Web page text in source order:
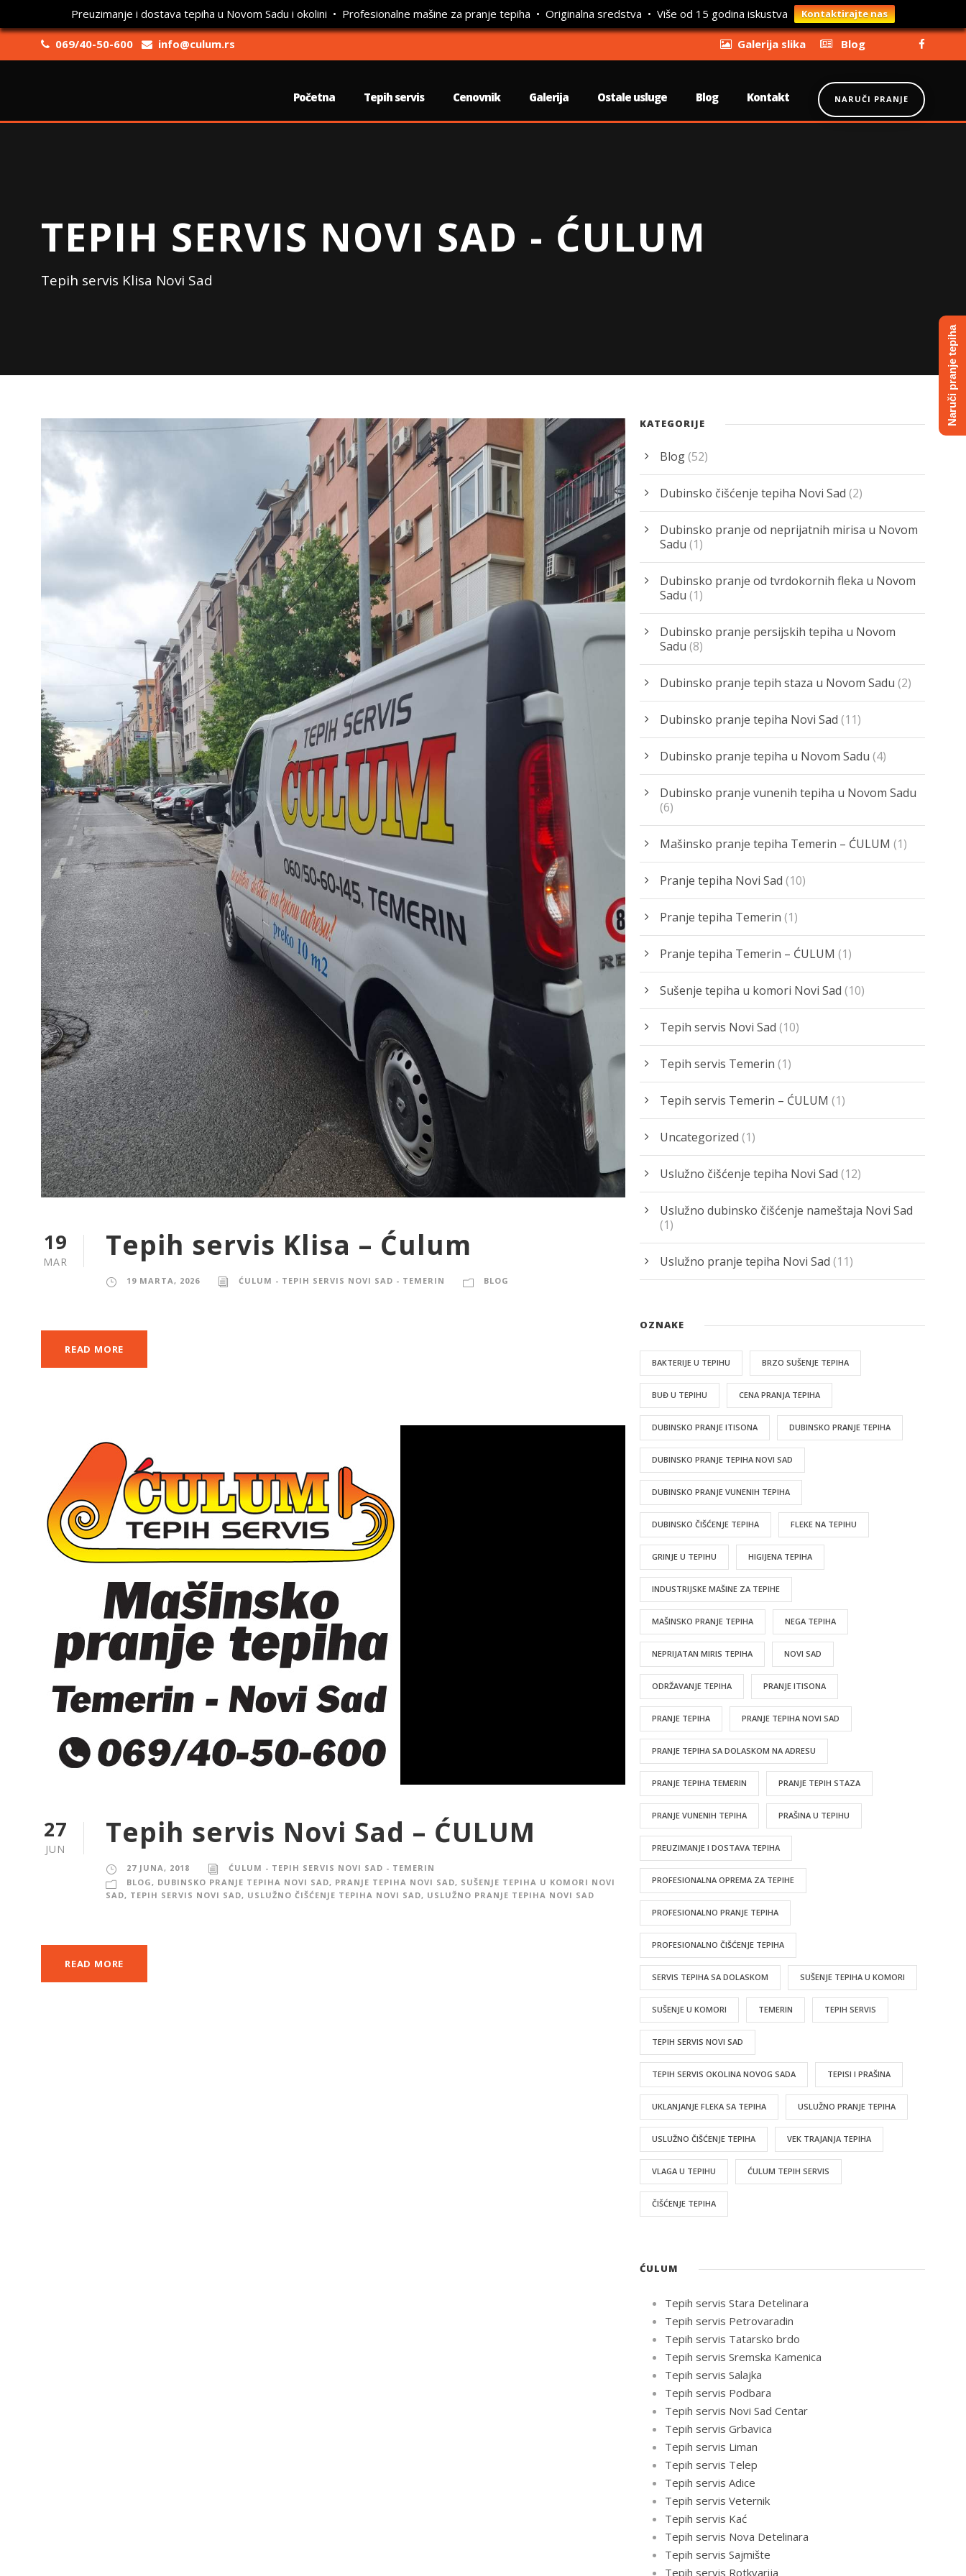
Preuzimanje i dostava tepiha u Novom Sadu i okolini • Profesionalne mašine za pranje tepiha • Originalna sredstva • Više od 15 godina iskustva Kontaktirajte nas
069/40-50-600 info@culum.rs Galerija slika Blog
Početna Tepih servis Cenovnik Galerija Ostale usluge Blog Kontakt NARUČI PRANJE
TEPIH SERVIS NOVI SAD - ĆULUM
Tepih servis Klisa Novi Sad
19
MAR Tepih servis Klisa – Ćulum
19 MARTA, 2026 ĆULUM - TEPIH SERVIS NOVI SAD - TEMERIN BLOG
READ MORE
27
JUN Tepih servis Novi Sad – ĆULUM
27 JUNA, 2018
ĆULUM - TEPIH SERVIS NOVI SAD - TEMERIN
BLOG, DUBINSKO PRANJE TEPIHA NOVI SAD, PRANJE TEPIHA NOVI SAD, SUŠENJE TEPIHA U KOMORI NOVI
SAD, TEPIH SERVIS NOVI SAD, USLUŽNO ČIŠĆENJE TEPIHA NOVI SAD, USLUŽNO PRANJE TEPIHA NOVI SAD
READ MORE
KATEGORIJE
Blog(52)
Dubinsko čišćenje tepiha Novi Sad (2)
Dubinsko pranje od neprijatnih mirisa u Novom
Sadu (1)
Dubinsko pranje od tvrdokornih fleka u Novom
Sadu (1)
Dubinsko pranje persijskih tepiha u Novom
Sadu (8)
Dubinsko pranje tepih staza u Novom Sadu (2)
Dubinsko pranje tepiha Novi Sad (11)
Dubinsko pranje tepiha u Novom Sadu (4)
Dubinsko pranje vunenih tepiha u Novom Sadu
(6)
Mašinsko pranje tepiha Temerin – ĆULUM (1)
Pranje tepiha Novi Sad (10)
Pranje tepiha Temerin (1)
Pranje tepiha Temerin – ĆULUM (1)
Sušenje tepiha u komori Novi Sad (10)
Tepih servis Novi Sad (10)
Tepih servis Temerin (1)
Tepih servis Temerin – ĆULUM (1)
Uncategorized (1)
Uslužno čišćenje tepiha Novi Sad (12)
Uslužno dubinsko čišćenje nameštaja Novi Sad
(1)
Uslužno pranje tepiha Novi Sad (11)
OZNAKE
BAKTERIJE U TEPIHU BRZO SUŠENJE TEPIHA
BUĐ U TEPIHU CENA PRANJA TEPIHA
DUBINSKO PRANJE ITISONA DUBINSKO PRANJE TEPIHA
DUBINSKO PRANJE TEPIHA NOVI SAD
DUBINSKO PRANJE VUNENIH TEPIHA
DUBINSKO ČIŠĆENJE TEPIHA FLEKE NA TEPIHU
GRINJE U TEPIHU HIGIJENA TEPIHA
INDUSTRIJSKE MAŠINE ZA TEPIHE
MAŠINSKO PRANJE TEPIHA NEGA TEPIHA
NEPRIJATAN MIRIS TEPIHA NOVI SAD
ODRŽAVANJE TEPIHA PRANJE ITISONA
PRANJE TEPIHA PRANJE TEPIHA NOVI SAD
PRANJE TEPIHA SA DOLASKOM NA ADRESU
PRANJE TEPIHA TEMERIN PRANJE TEPIH STAZA
PRANJE VUNENIH TEPIHA PRAŠINA U TEPIHU
PREUZIMANJE I DOSTAVA TEPIHA
PROFESIONALNA OPREMA ZA TEPIHE
PROFESIONALNO PRANJE TEPIHA
PROFESIONALNO ČIŠĆENJE TEPIHA
SERVIS TEPIHA SA DOLASKOM SUŠENJE TEPIHA U KOMORI
SUŠENJE U KOMORI TEMERIN TEPIH SERVIS
TEPIH SERVIS NOVI SAD
TEPIH SERVIS OKOLINA NOVOG SADA TEPISI I PRAŠINA
UKLANJANJE FLEKA SA TEPIHA USLUŽNO PRANJE TEPIHA
USLUŽNO ČIŠĆENJE TEPIHA VEK TRAJANJA TEPIHA
VLAGA U TEPIHU ĆULUM TEPIH SERVIS
ČIŠĆENJE TEPIHA
ĆULUM
Tepih servis Stara Detelinara
Tepih servis Petrovaradin
Tepih servis Tatarsko brdo
Tepih servis Sremska Kamenica
Tepih servis Salajka
Tepih servis Podbara
Tepih servis Novi Sad Centar
Tepih servis Grbavica
Tepih servis Liman
Tepih servis Telep
Tepih servis Adice
Tepih servis Veternik
Tepih servis Kać
Tepih servis Nova Detelinara
Tepih servis Sajmište
Tepih servis Rotkvarija
Naruči pranje tepiha